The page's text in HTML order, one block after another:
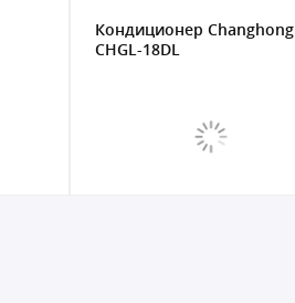
Кондиционер Changhong
CHGL-18DL